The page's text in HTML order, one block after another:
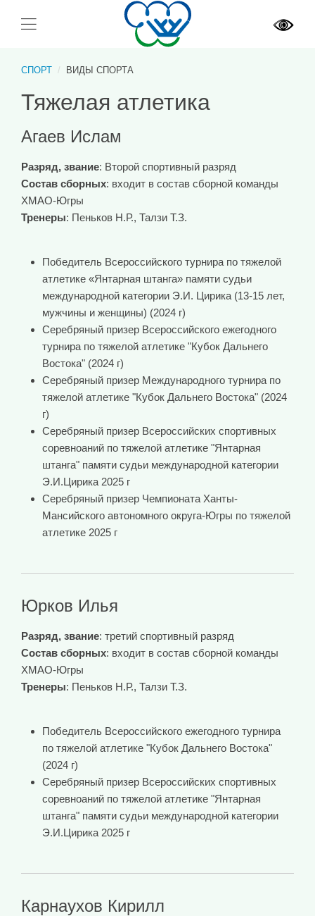
СПОРТ ВИДЫ СПОРТА
Тяжелая атлетика
Агаев Ислам
Разряд, звание: Второй спортивный разряд
Состав сборных: входит в состав сборной команды
ХМАО-Югры
Тренеры: Пеньков Н.Р., Талзи Т.З.
Победитель Всероссийского турнира по тяжелой
атлетике «Янтарная штанга» памяти судьи
международной категории Э.И. Цирика (13-15 лет,
мужчины и женщины) (2024 г)
Серебряный призер Всероссийского ежегодного
турнира по тяжелой атлетике "Кубок Дальнего
Востока" (2024 г)
Серебряный призер Международного турнира по
тяжелой атлетике "Кубок Дальнего Востока" (2024
г)
Серебряный призер Всероссийских спортивных
соревноаний по тяжелой атлетике "Янтарная
штанга" памяти судьи международной категории
Э.И.Цирика 2025 г
Серебряный призер Чемпионата Ханты-
Мансийского автономного округа-Югры по тяжелой
атлетике 2025 г
Юрков Илья
Разряд, звание: третий спортивный разряд
Состав сборных: входит в состав сборной команды
ХМАО-Югры
Тренеры: Пеньков Н.Р., Талзи Т.З.
Победитель Всероссийского ежегодного турнира
по тяжелой атлетике "Кубок Дальнего Востока"
(2024 г)
Серебряный призер Всероссийских спортивных
соревноаний по тяжелой атлетике "Янтарная
штанга" памяти судьи международной категории
Э.И.Цирика 2025 г
Карнаухов Кирилл